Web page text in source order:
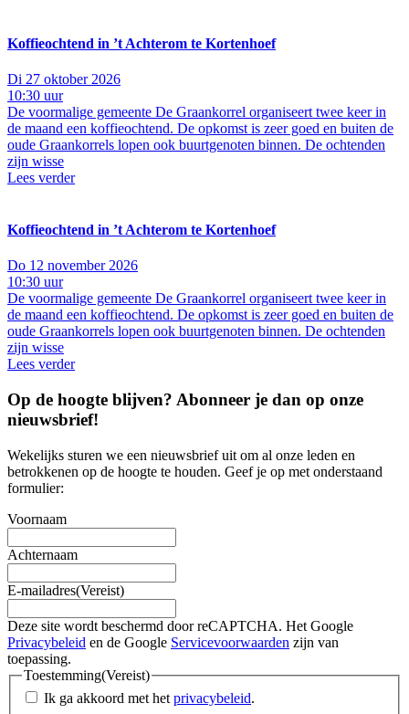
Koffieochtend in ’t Achterom te Kortenhoef
Di 27 oktober 2026
10:30 uur
De voormalige gemeente De Graankorrel organiseert twee keer in
de maand een koffieochtend. De opkomst is zeer goed en buiten de
oude Graankorrels lopen ook buurtgenoten binnen. De ochtenden
zijn wisse
Lees verder
Koffieochtend in ’t Achterom te Kortenhoef
Do 12 november 2026
10:30 uur
De voormalige gemeente De Graankorrel organiseert twee keer in
de maand een koffieochtend. De opkomst is zeer goed en buiten de
oude Graankorrels lopen ook buurtgenoten binnen. De ochtenden
zijn wisse
Lees verder
Op de hoogte blijven? Abonneer je dan op onze
nieuwsbrief!
Wekelijks sturen we een nieuwsbrief uit om al onze leden en
betrokkenen op de hoogte te houden. Geef je op met onderstaand
formulier:
Voornaam
Achternaam
E-mailadres(Vereist)
Deze site wordt beschermd door reCAPTCHA. Het Google
Privacybeleid en de Google Servicevoorwaarden zijn van
toepassing.
Toestemming(Vereist)
Ik ga akkoord met hetprivacybeleid.